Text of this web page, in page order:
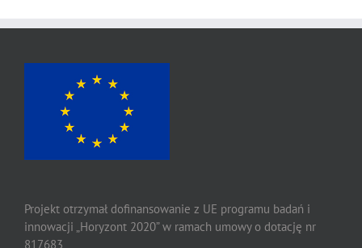
Projekt otrzymał dofinansowanie z UE programu badań i
innowacji „Horyzont 2020” w ramach umowy o dotację nr
817683